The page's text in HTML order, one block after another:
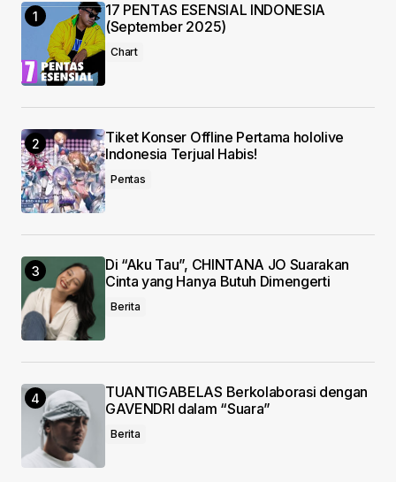
Your E-mail*
Save my name, email, and website in this
browser for the next time I comment.
Submit Comment
17 PENTAS ESENSIAL INDONESIA
(September 2025)
Chart
Tiket Konser Offline Pertama hololive
Indonesia Terjual Habis!
Pentas
Di “Aku Tau”, CHINTANA JO Suarakan
Cinta yang Hanya Butuh Dimengerti
Berita
TUANTIGABELAS Berkolaborasi dengan
GAVENDRI dalam “Suara”
Berita